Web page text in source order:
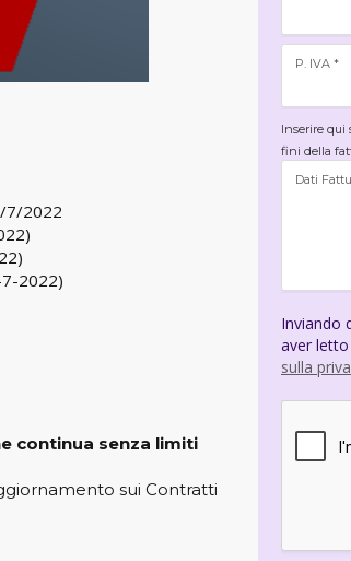
7/2022
2022)
continua senza limiti
sui Contratti
P. IVA *
Inserire qui
fini della
Dati
Inviando
aver
sulla